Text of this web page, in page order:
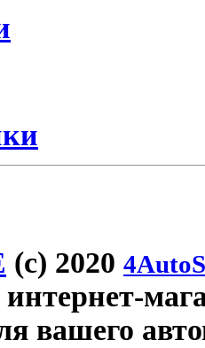
(c) 2020
вашего